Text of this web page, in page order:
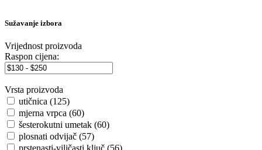
Sužavanje izbora
Vrijednost proizvoda
Raspon cijena:
Vrsta proizvoda
utičnica (125)
mjerna vrpca (60)
šesterokutni umetak (60)
plosnati odvijač (57)
prstenasti-viličasti ključ (56)